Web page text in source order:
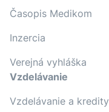
Časopis Medikom
Inzercia
Verejná vyhláška
Vzdelávanie
Vzdelávanie a kredity